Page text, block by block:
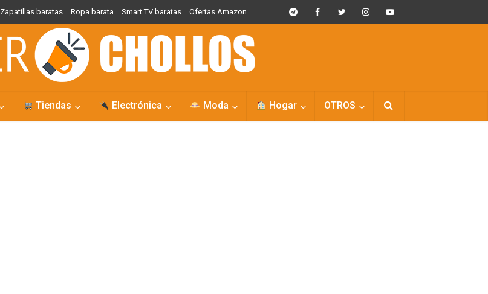
Zapatillas baratas Ropa barata Smart TV baratas Ofertas Amazon
Tiendas Electrónica Moda Hogar OTROS